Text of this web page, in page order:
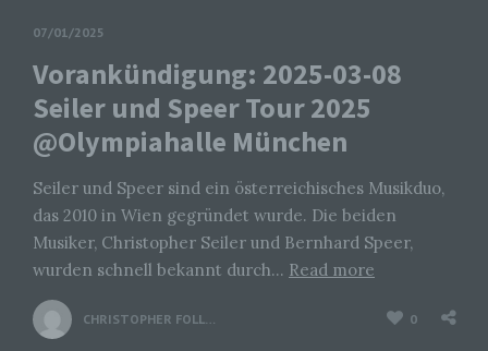
07/01/2025
Vorankündigung: 2025-03-08
Seiler und Speer Tour 2025
@Olympiahalle München
Seiler und Speer sind ein österreichisches Musikduo,
das 2010 in Wien gegründet wurde. Die beiden
Musiker, Christopher Seiler und Bernhard Speer,
wurden schnell bekannt durch… Read more
0